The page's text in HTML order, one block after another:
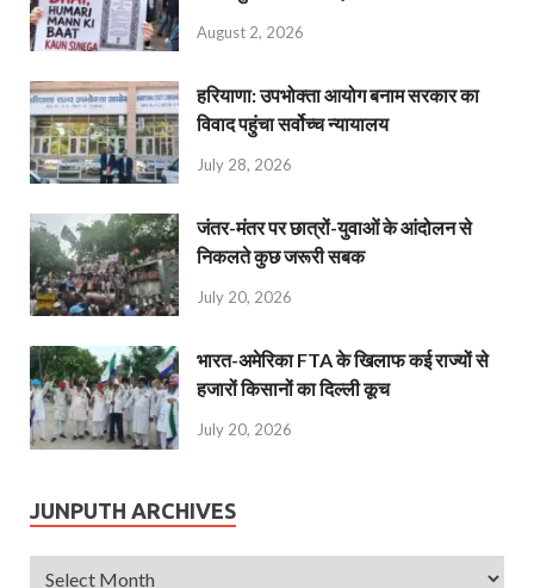
August 2, 2026
हरियाणा: उपभोक्ता आयोग बनाम सरकार का
विवाद पहुंचा सर्वोच्च न्यायालय
July 28, 2026
जंतर-मंतर पर छात्रों-युवाओं के आंदोलन से
निकलते कुछ जरूरी सबक
July 20, 2026
भारत-अमेरिका FTA के खिलाफ कई राज्यों से
हजारों किसानों का दिल्ली कूच
July 20, 2026
JUNPUTH ARCHIVES